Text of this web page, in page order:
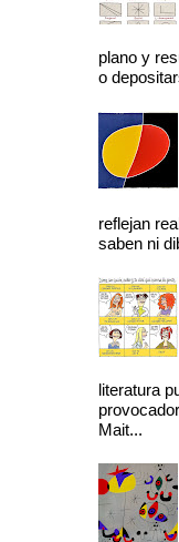
plano y
o
reflejan
saben ni
literatura
Mait...